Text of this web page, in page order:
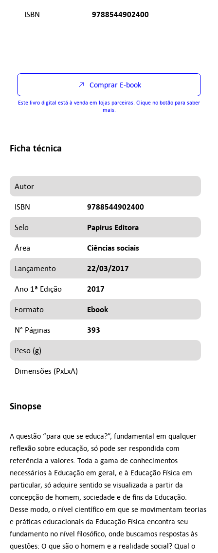
ISBN 9788544902400
Comprar E-book
Este livro digital está à venda em lojas parceiras. Clique no botão para saber
mais.
Ficha técnica
Autor
ISBN 9788544902400
Selo Papirus Editora
Área Ciências sociais
Lançamento 22/03/2017
Ano 1ª Edição 2017
Formato Ebook
N° Páginas 393
Peso (g)
Dimensões (PxLxA)
Sinopse
A questão “para que se educa?”, fundamental em qualquer
reflexão sobre educação, só pode ser respondida com
referência a valores. Toda a gama de conhecimentos
necessários à Educação em geral, e à Educação Física em
particular, só adquire sentido se visualizada a partir da
concepção de homem, sociedade e de fins da Educação.
Desse modo, o nível científico em que se movimentam teorias
e práticas educacionais da Educação Física encontra seu
fundamento no nível filosófico, onde buscamos respostas às
questões: O que são o homem e a realidade social? Qual o